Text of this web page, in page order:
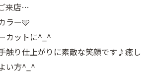
来店…
ラー🩵
カットに^_^
触り仕上がりに素敵な笑顔です♪癒し
い方^_^